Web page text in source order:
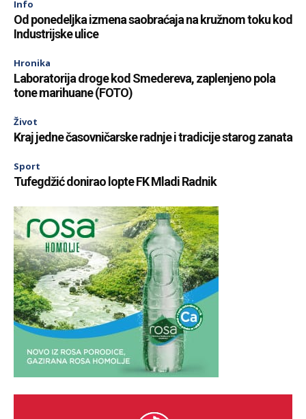
Info
Od ponedeljka izmena saobraćaja na kružnom toku kod
Industrijske ulice
Hronika
Laboratorija droge kod Smedereva, zaplenjeno pola
tone marihuane (FOTO)
Život
Kraj jedne časovničarske radnje i tradicije starog zanata
Sport
Tufegdžić donirao lopte FK Mladi Radnik